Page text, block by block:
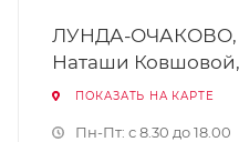
ЛУНДА-ОЧАКОВО,
Наташи Ковшовой,
ПОКАЗАТЬ НА КАРТЕ
Пн-Пт: с 8.30 до 18.00